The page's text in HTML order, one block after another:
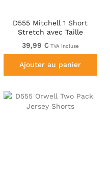
D555 Mitchell 1 Short
Stretch avec Taille
Élastique Khaki
39,99 € TVA incluse
Ajouter au panier